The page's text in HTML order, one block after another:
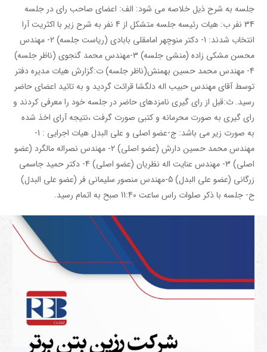
جلسه به شرح ذیل خلاصه می شود: الف: اعضای صاحب رای در جلسه
34 نفر ب: هیات رئیسه جلسه متشکل از 4 نفر به شرح زیر با اکثریت آرا
انتخاب شدند: 1- دکتر منوچهر امامقلی بابادی (ریاست جلسه) 2- مهندس
محسن مشکی زاده (منشی جلسه) 3-مهندس محمد گنجوی (ناظر جلسه)
4- مهندس محمد حسین بهمنش(ناظر جلسه) ت:گزارش هیات مدیره دفتر
توسط آقای مهندس حبیب اله دلگشا قرائت گردید و به تائید اعضای حاضر
رسید. ث:قبل از رای گیری نامزدهای حاضر در جلسه خود را معرفی کردند و
رای گیری به صورت محرمانه و کتبی صورت گرفت ،نتیجه آرای اخذ شده
به صورت زیر می باشد: ج-عضو اصلی و علی البدل هیات اجرایی : 1-
مهندس محمد حسین دارش (عضو اصلی) 2- مهندس نصراله مالگرد (عضو
اصلی) 3- مهندس عنایت اله نظریان (عضو اصلی) 4- دکتر حمید جاسمی
زرگانی (عضو علی البدل) 5-مهندس منصور سلیمانی فر (عضو علی البدل)
ح- جلسه با ذکر صلوات راس ساعت 11:40 صبح به اتمام رسید.